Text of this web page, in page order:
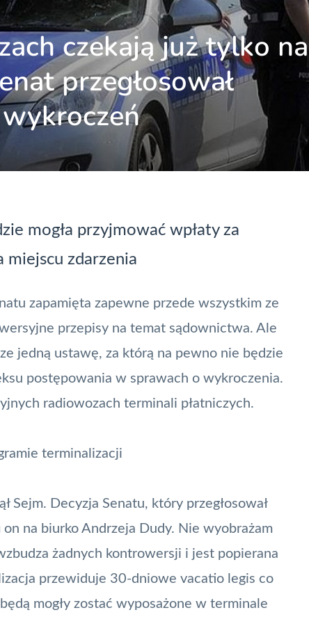
czekają już tylko na
przegłosował
mogła przyjmować wpłaty za
miejscu zdarzenia
zapamięta zapewne przede wszystkim ze
przepisy na temat sądownictwa. Ale
jedną ustawę, za którą na pewno nie będzie
postępowania w sprawach o wykroczenia.
radiowozach terminali płatniczych.
terminalizacji
Sejm. Decyzja Senatu, który przegłosował
na biurko Andrzeja Dudy. Nie wyobrażam
żadnych kontrowersji i jest popierana
przewiduje 30-dniowe vacatio legis co
mogły zostać wyposażone w terminale